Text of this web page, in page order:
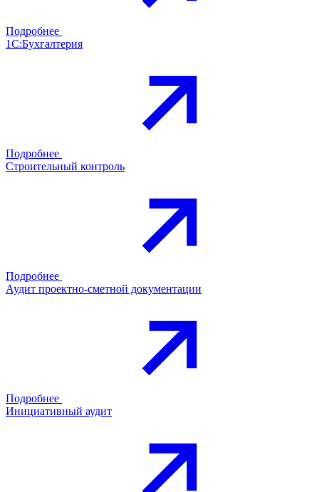
Подробнее
1С:Бухгалтерия
Подробнее
Строительный контроль
Подробнее
Аудит проектно-сметной документации
Подробнее
Инициативный аудит